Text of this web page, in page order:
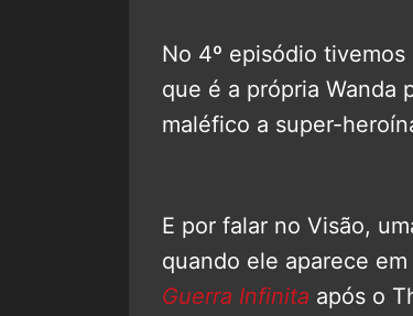
No 4º episódio
que é a própria Wanda
maléfico a super-
E por falar no Visão,
quando ele aparece
Guerra Infinita após o